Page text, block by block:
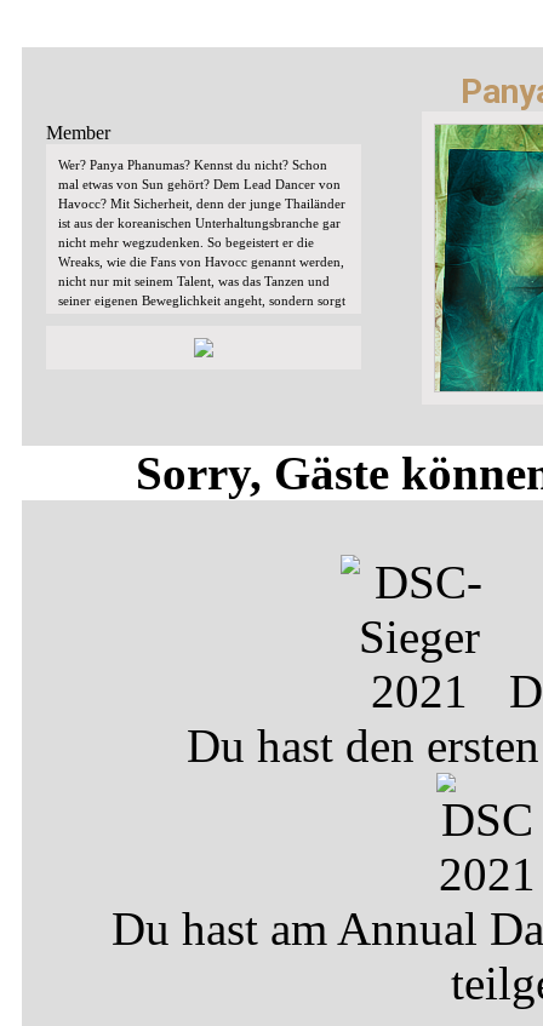
Member
Wer? Panya Phanumas? Kennst du nicht? Schon
mal etwas von Sun gehört? Dem Lead Dancer von
Havocc? Mit Sicherheit, denn der junge Thailänder
ist aus der koreanischen Unterhaltungsbranche gar
nicht mehr wegzudenken. So begeistert er die
Wreaks, wie die Fans von Havocc genannt werden,
nicht nur mit seinem Talent, was das Tanzen und
seiner eigenen Beweglichkeit angeht, sondern sorgt
eindeutig auf seiner Seite sind. Mit seinen 24-
Jahren ist er eine Konstante in der bunten und
Sorry, Gäste
Du hast den
Du hast am Annual